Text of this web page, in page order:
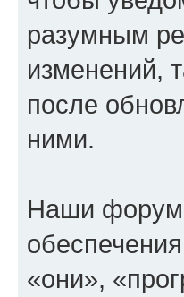
разумным
изменений,
после
ними.
Наши
«они»,